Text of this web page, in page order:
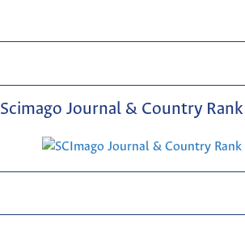
Scimago Journal & Country Rank